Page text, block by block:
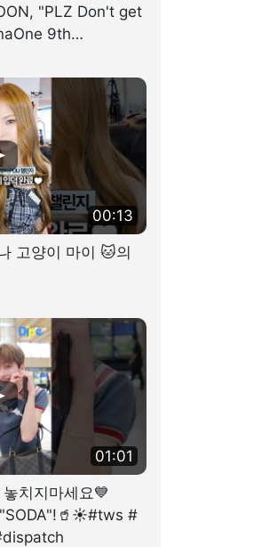
"PLZ Don't get
9th
00:13
고양이 마이 🐱의
01:01
치지마세요💙
"SODA"!🥤☀️#tws #